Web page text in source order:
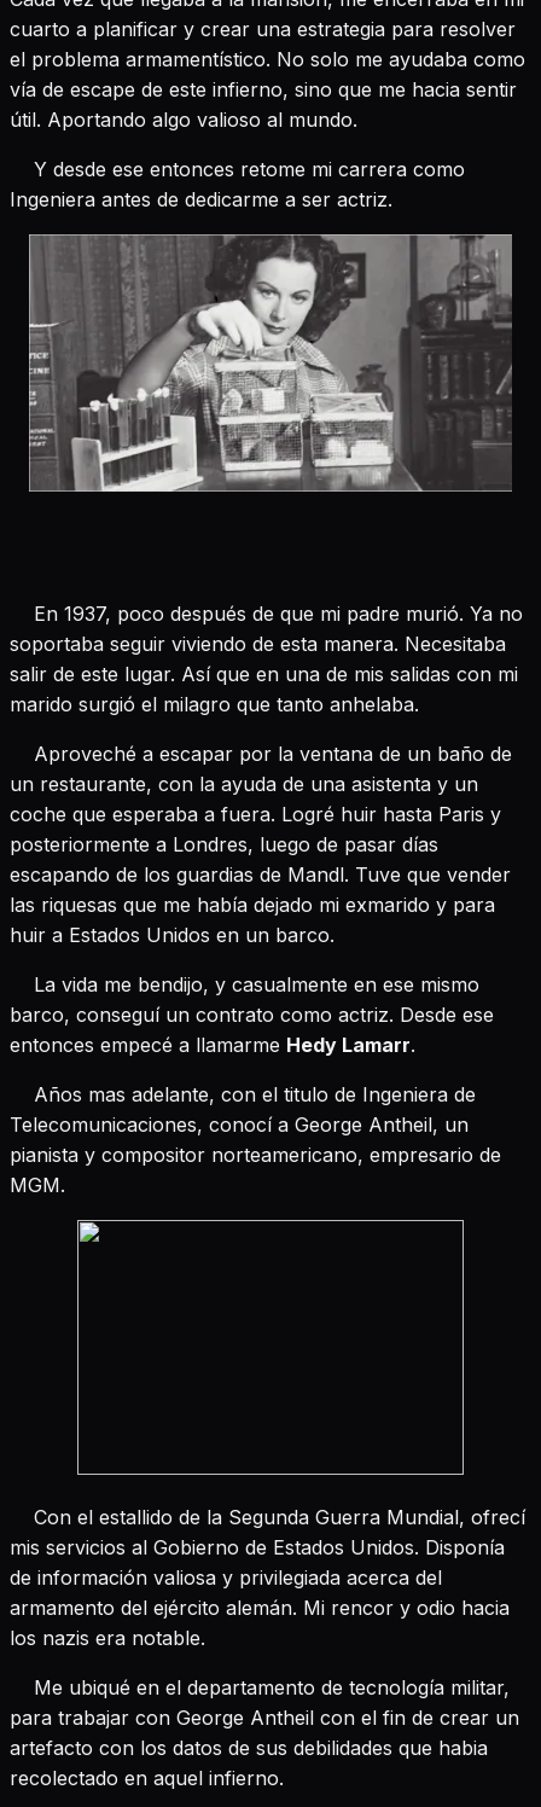
cuarto a planificar y crear una estrategia para resolver
el problema armamentístico. No solo me ayudaba como
vía de escape de este infierno, sino que me hacia sentir
útil. Aportando algo valioso al mundo.
Y desde ese entonces retome mi carrera como
Ingeniera antes de dedicarme a ser actriz.
En 1937, poco después de que mi padre murió. Ya no
soportaba seguir viviendo de esta manera. Necesitaba
salir de este lugar. Así que en una de mis salidas con mi
marido surgió el milagro que tanto anhelaba.
Aproveché a escapar por la ventana de un baño de
un restaurante, con la ayuda de una asistenta y un
coche que esperaba a fuera. Logré huir hasta Paris y
posteriormente a Londres, luego de pasar días
escapando de los guardias de Mandl. Tuve que vender
las riquesas que me había dejado mi exmarido y para
huir a Estados Unidos en un barco.
La vida me bendijo, y casualmente en ese mismo
barco, conseguí un contrato como actriz. Desde ese
entonces empecé a llamarme Hedy Lamarr.
Años mas adelante, con el titulo de Ingeniera de
Telecomunicaciones, conocí a George Antheil, un
pianista y compositor norteamericano, empresario de
MGM.
Con el estallido de la Segunda Guerra Mundial, ofrecí
mis servicios al Gobierno de Estados Unidos. Disponía
de información valiosa y privilegiada acerca del
armamento del ejército alemán. Mi rencor y odio hacia
los nazis era notable.
Me ubiqué en el departamento de tecnología militar,
para trabajar con George Antheil con el fin de crear un
artefacto con los datos de sus debilidades que habia
recolectado en aquel infierno.